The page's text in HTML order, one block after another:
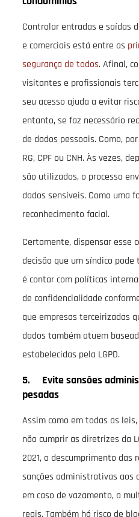
Controlar entradas e saídas
e comerciais está entre as
segurança de todos. Afinal,
visitantes e profissionais
seu acesso ajuda a evitar
entanto, se faz necessário
de dados pessoais. Como,
RG, CPF ou CNH. Às vezes,
são utilizados, o processo
dados sensíveis. Como uma
reconhecimento facial.
Certamente, dispensar esse
decisão que um síndico pode
é contar com políticas
de confidencialidade
que empresas terceirizadas
dados também atuem
estabelecidas pela LGPD.
5. Evite sansões
pesadas
Assim como em todas as
não cumprir as diretrizes da
2021, o descumprimento das
sanções administrativas aos
em caso de vazamento, a
reais. Também há risco de